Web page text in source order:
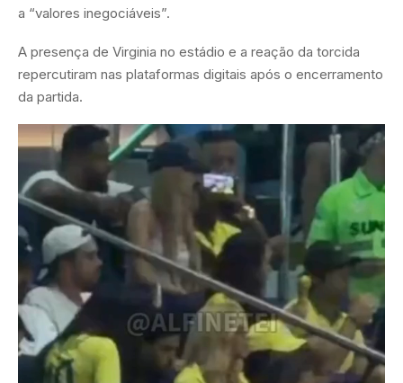
a “valores inegociáveis”.
A presença de Virginia no estádio e a reação da torcida
repercutiram nas plataformas digitais após o encerramento
da partida.